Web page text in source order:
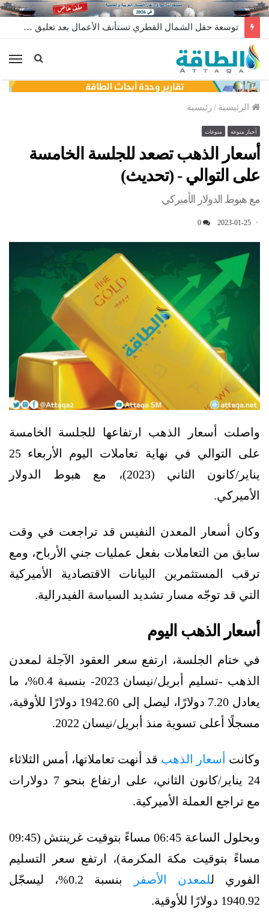
توسعة حقل الشمال القطري تستأنف الأعمال بعد تعليق مؤقت
الرئيسية /رئيسية
أخبار منوعة منوعات
أسعار الذهب تصعد للجلسة الخامسة
على التوالي - (تحديث)
مع هبوط الدولار الأميركي
2023-01-25
0
واصلت أسعار الذهب ارتفاعها للجلسة الخامسة
على التوالي في نهاية تعاملات اليوم الأربعاء 25
يناير/كانون الثاني (2023)، مع هبوط الدولار
الأميركي.
وكان أسعار المعدن النفيس قد تراجعت في وقت
سابق من التعاملات بفعل عمليات جني الأرباح، ومع
ترقب المستثمرين البيانات الاقتصادية الأميركية
التي قد توجّه مسار تشديد السياسة الفيدرالية.
أسعار الذهب اليوم
في ختام الجلسة، ارتفع سعر العقود الآجلة لمعدن
الذهب -تسليم أبريل/نيسان 2023- بنسبة 0.4%، ما
يعادل 7.20 دولارًا، ليصل إلى 1942.60 دولارًا للأوقية،
مسجلًا أعلى تسوية منذ أبريل/نيسان 2022.
وكانت أسعار الذهب قد أنهت تعاملاتها، أمس الثلاثاء
24 يناير/كانون الثاني، على ارتفاع بنحو 7 دولارات
مع تراجع العملة الأميركية.
وبحلول الساعة 06:45 مساءً بتوقيت غرينتش (09:45
مساءً بتوقيت مكة المكرمة)، ارتفع سعر التسليم
الفوري للمعدن الأصفر
بنسبة 0.2%، ليسجّل
1940.92 دولارًا للأوقية.